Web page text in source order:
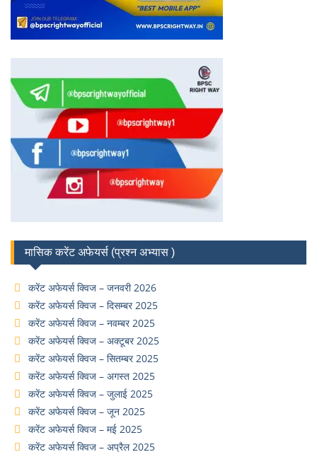
मासिक करेंट अफेयर्स (प्रश्न अभ्यास )
करेंट अफेयर्स क्विज – जनवरी 2026
करेंट अफेयर्स क्विज – दिसम्बर 2025
करेंट अफेयर्स क्विज – नवम्बर 2025
करेंट अफेयर्स क्विज – अक्टूबर 2025
करेंट अफेयर्स क्विज – सितम्बर 2025
करेंट अफेयर्स क्विज – अगस्त 2025
करेंट अफेयर्स क्विज – जुलाई 2025
करेंट अफेयर्स क्विज – जून 2025
करेंट अफेयर्स क्विज – मई 2025
करेंट अफेयर्स क्विज – अप्रैल 2025